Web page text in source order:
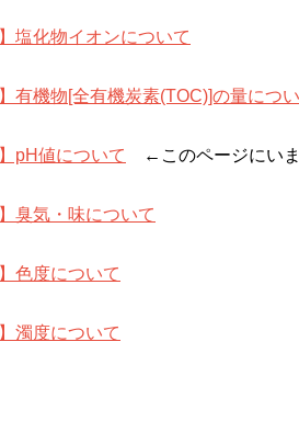
塩化物イオンについて
有機物[全有機炭素(TOC)]の量につ
pH値について ←このページにい
臭気・味について
色度について
濁度について